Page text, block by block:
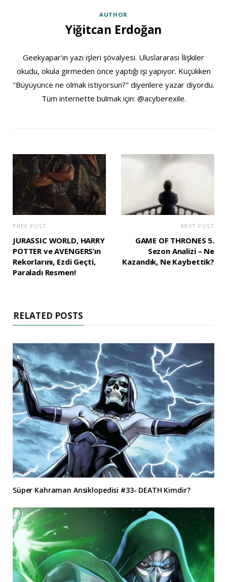
AUTHOR
Yiğitcan Erdoğan
Geekyapar'ın yazı işleri şövalyesi. Uluslararası İlişkiler
okudu, okula girmeden önce yaptığı işi yapıyor. Küçükken
"Büyüyünce ne olmak istiyorsun?" diyenlere yazar diyordu.
Tüm internette bulmak için: @acyberexile.
PREV POST
JURASSIC WORLD, HARRY
POTTER ve AVENGERS’ın
Rekorlarını, Ezdi Geçti,
Paraladı Resmen!
NEXT POST
GAME OF THRONES 5.
Sezon Analizi – Ne
Kazandık, Ne Kaybettik?
RELATED POSTS
Süper Kahraman Ansiklopedisi #33- DEATH Kimdir?